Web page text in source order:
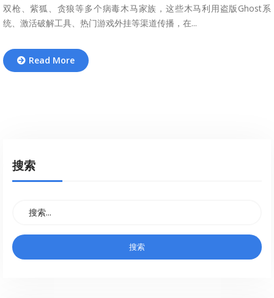
双枪、紫狐、贪狼等多个病毒木马家族，这些木马利用盗版Ghost系
统、激活破解工具、热门游戏外挂等渠道传播，在...
Read More
搜索